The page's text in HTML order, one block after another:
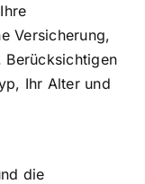
Versicherung,
Berücksichtigen
Ihr Alter und
die